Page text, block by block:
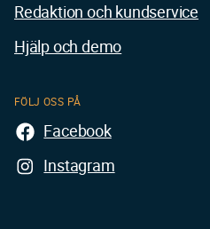
Redaktion och kundservice
Hjälp och demo
FÖLJ OSS PÅ
Facebook
Instagram